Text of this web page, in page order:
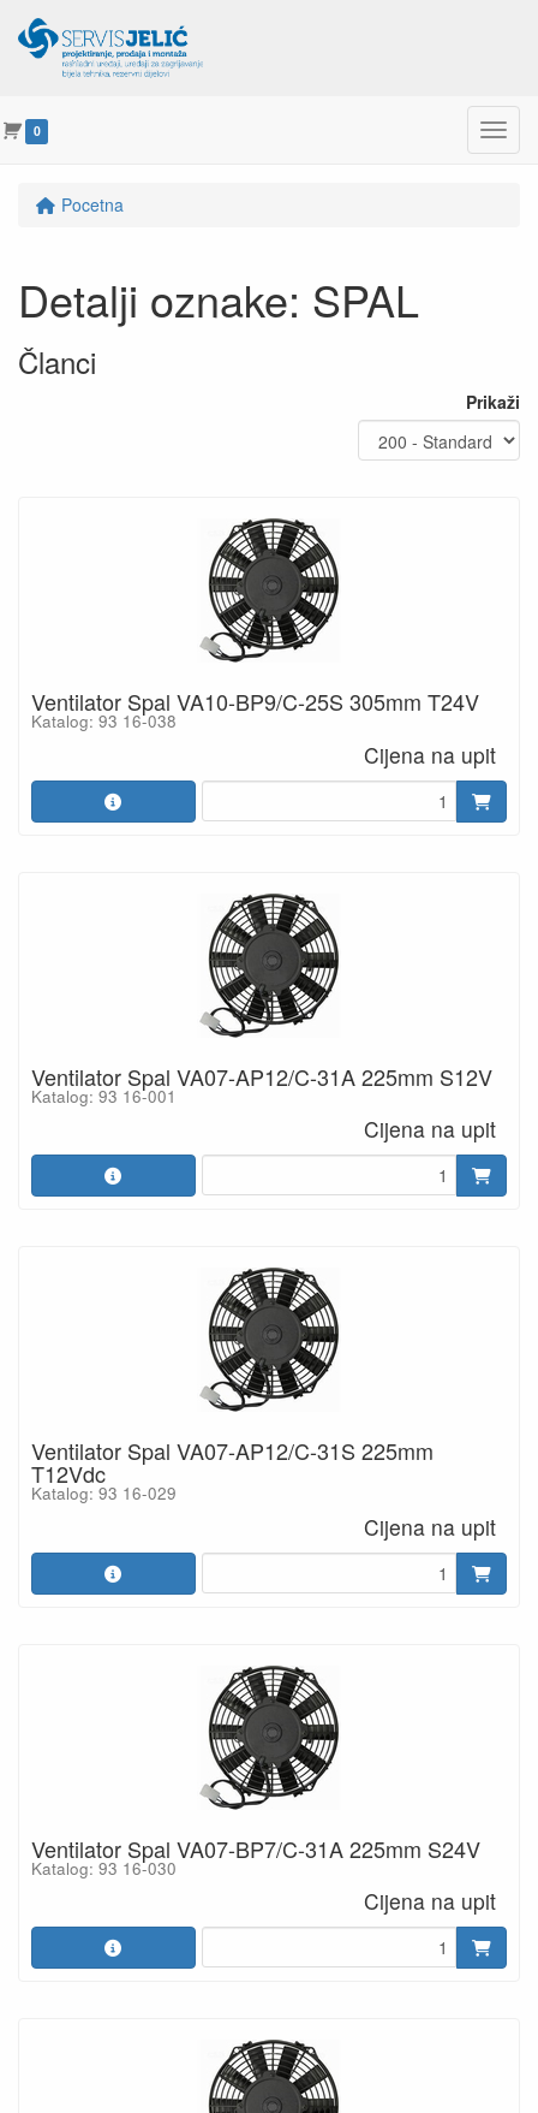
0 Menu
Pocetna
Detalji oznake: SPAL
Članci
Prikaži
Ventilator Spal VA10-BP9/C-25S 305mm T24V
Katalog: 93 16-038
Cijena na upit
Ventilator Spal VA07-AP12/C-31A 225mm S12V
Katalog: 93 16-001
Cijena na upit
Ventilator Spal VA07-AP12/C-31S 225mm
T12Vdc
Katalog: 93 16-029
Cijena na upit
Ventilator Spal VA07-BP7/C-31A 225mm S24V
Katalog: 93 16-030
Cijena na upit